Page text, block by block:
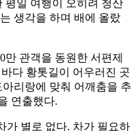
평일 여행이 오히려 청산
생각을 하며 배에 올랐
관객을 동원한 서편제
다 황톳길이 어우러진 곳
리랑에 맞춰 어깨춤을 추
연출했다.
가 별로 없다. 차가 필요하